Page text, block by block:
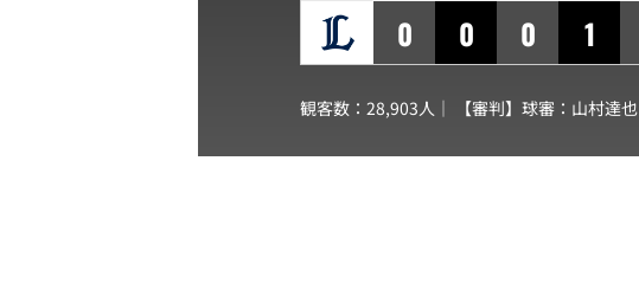
0
0 0 1
観客数：28,903人｜ 【審判】球審： 山村達也